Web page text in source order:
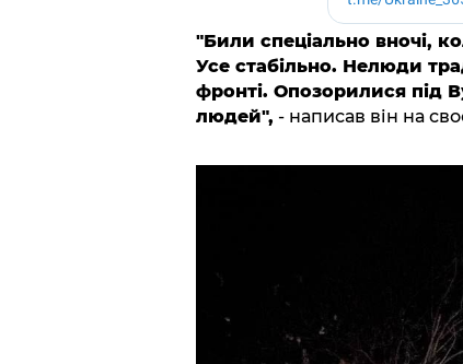
"Били спеціально вночі,
Усе стабільно. Нелюди
фронті. Опозорилися під
людей", - написав він на